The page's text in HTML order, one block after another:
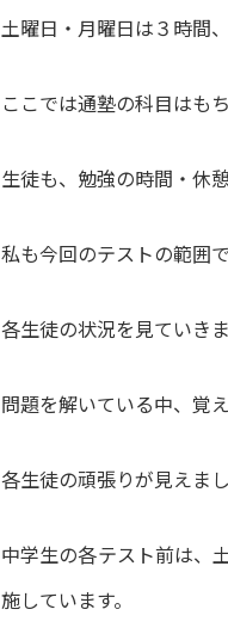
土曜日・月曜日は３時間
ここでは通塾の科目はも
生徒も、勉強の時間・休
私も今回のテストの範囲
各生徒の状況を見ていきま
問題を解いている中、覚
各生徒の頑張りが見えまし
中学生の各テスト前は、
施しています。